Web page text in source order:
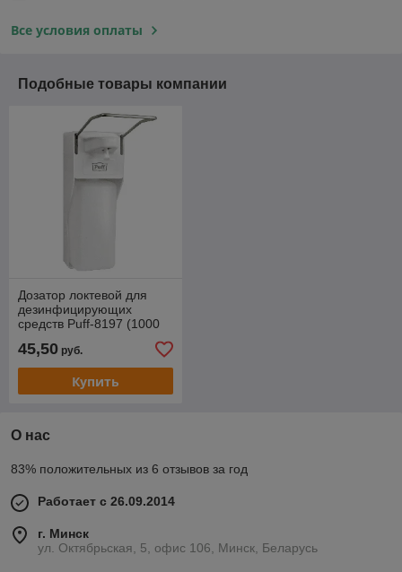
Все условия оплаты
Подобные товары компании
Дозатор локтевой для
дезинфицирующих
средств Puff-8197 (1000
45,50 руб.
Купить
О нас
83% положительных из 6 отзывов за год
Работает с 26.09.2014
г. Минск
ул. Октябрьская, 5, офис 106, Минск, Беларусь